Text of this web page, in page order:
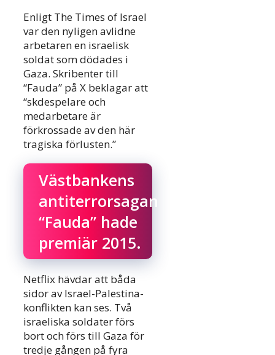
Enligt The Times of Israel
var den nyligen avlidne
arbetaren en israelisk
soldat som dödades i
Gaza. Skribenter till
“Fauda” på X beklagar att
“skdespelare och
medarbetare är
förkrossade av den här
tragiska förlusten.”
Västbankens
antiterrorsagan
“Fauda” hade
premiär 2015.
Netflix hävdar att båda
sidor av Israel-Palestina-
konflikten kan ses. Två
israeliska soldater förs
bort och förs till Gaza för
tredje gången på fyra